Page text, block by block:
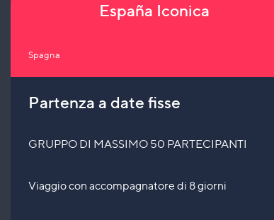
Spagna
España Iconica
Partenza a date fisse
GRUPPO DI MASSIMO 50 PARTECIPANTI
Viaggio con accompagnatore di 8 giorni